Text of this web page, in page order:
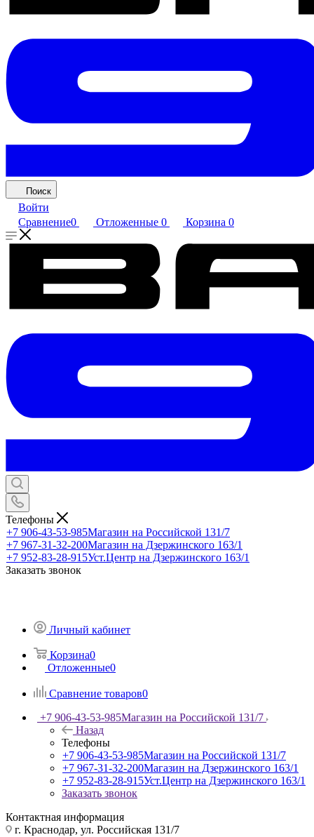
Поиск
Войти
Сравнение0 Отложенные 0 Корзина 0
Телефоны
+7 906-43-53-985Магазин на Российской 131/7
+7 967-31-32-200Магазин на Дзержинского 163/1
+7 952-83-28-915Уст.Центр на Дзержинского 163/1
Заказать звонок
Личный кабинет
Корзина0
Отложенные0
Сравнение товаров0
+7 906-43-53-985Магазин на Российской 131/7
Назад
Телефоны
+7 906-43-53-985Магазин на Российской 131/7
+7 967-31-32-200Магазин на Дзержинского 163/1
+7 952-83-28-915Уст.Центр на Дзержинского 163/1
Заказать звонок
Контактная информация
г. Краснодар, ул. Российская 131/7